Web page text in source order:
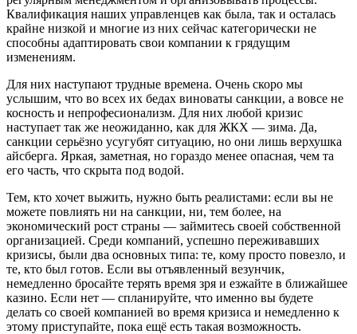
Квалификация наших управленцев как была, так и осталась
крайне низкой и многие из них сейчас категорически не
способны адаптировать свои компании к грядущим
изменениям.
Для них наступают трудные времена. Очень скоро мы
услышим, что во всех их бедах виноваты санкции, а вовсе не
косность и непрофесионализм. Для них любой кризис
наступает так же неожиданно, как для ЖКХ — зима. Да,
санкции серьёзно усугубят ситуацию, но они лишь верхушка
айсберга. Яркая, заметная, но гораздо менее опасная, чем та
его часть, что скрыта под водой.
Тем, кто хочет выжить, нужно быть реалистами: если вы не
можете повлиять ни на санкции, ни, тем более, на
экономический рост страны — займитесь своей собственной
организацией. Среди компаний, успешно переживавших
кризисы, были два основных типа: те, кому просто повезло, и
те, кто был готов. Если вы отъявленный везунчик,
немедленно бросайте терять время зря и езжайте в ближайшее
казино. Если нет — спланируйте, что именно вы будете
делать со своей компанией во время кризиса и немедленно к
этому приступайте, пока ещё есть такая возможность.